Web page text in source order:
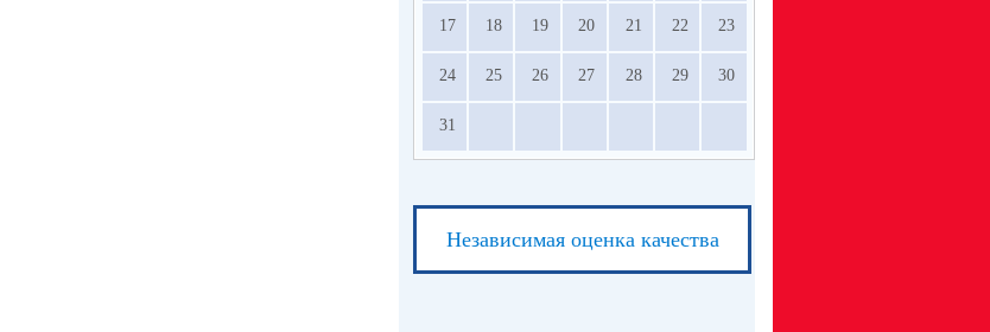
17 18 19 20 21 22 23
24 25 26 27 28 29 30
31
Независимая оценка качества